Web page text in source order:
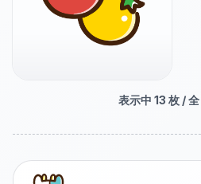
表示中 13 枚 / 全